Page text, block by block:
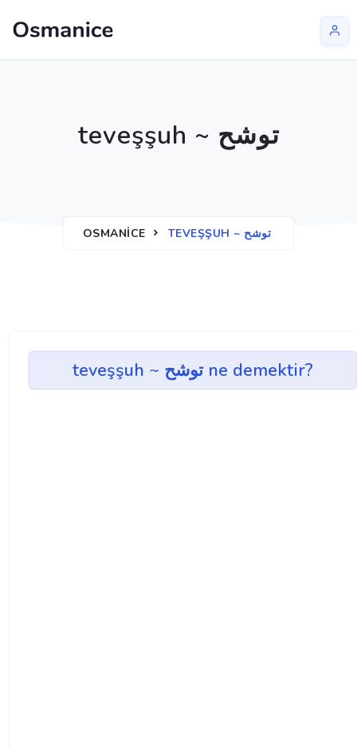
teveşşuh ~ توشح
OSMANICE TEVEŞŞUH ~ توشح
teveşşuh ~ توشح ne demektir?